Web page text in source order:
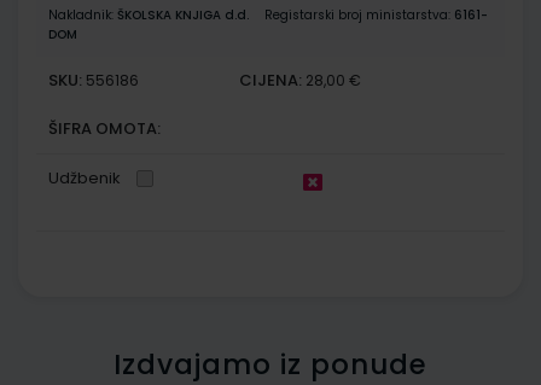
Nakladnik: ŠKOLSKA KNJIGA d.d. Registarski broj ministarstva: 6161-
DOM
SKU: 556186 CIJENA: 28,00 €
ŠIFRA OMOTA:
Udžbenik
Izdvajamo iz ponude